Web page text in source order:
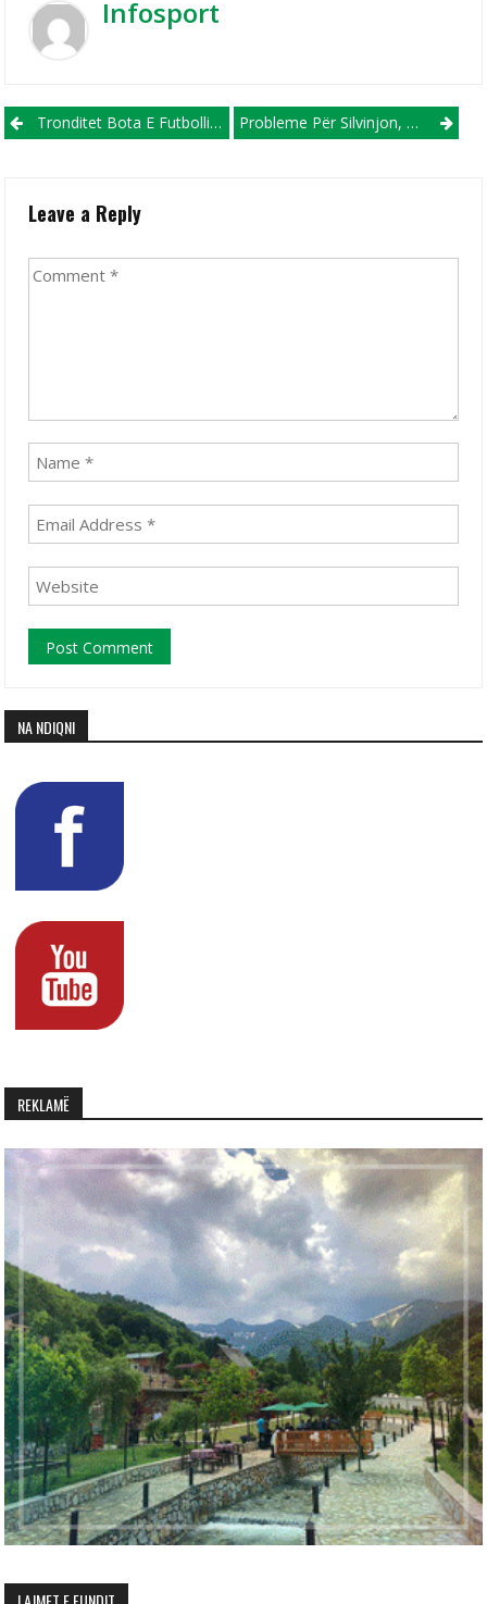
Infosport
Post navigation
Tronditet Bota E Futbollit! Vritet Futbollisti Brazilian, Bashkë Me Dy Shokë Probleme Për Silvinjon, Uzuni Largohet Nga Grumbullimi, Asllani Në Dyshim Të Fortë Për Çekinë
Leave a Reply
NA NDIQNI
REKLAMË